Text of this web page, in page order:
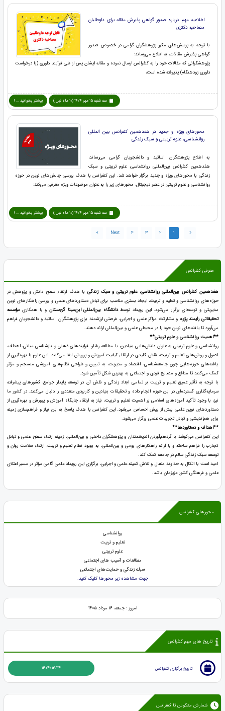
اطلاعیه مهم درباره صدور گواهی پذیرش مقاله برای داوطلبان
مصاحبه دکتری
با توجه به پرسش‌های مکرر پژوهشگران گرامی در خصوص صدور
گواهی پذیرش مقالات، به اطلاع می‌رساند:
پژوهشگرانی که مقالات خود را به کنفرانس ارسال نموده و مقاله ایشان پس از طی فرآیند داوری (با درخواست
داوری زودهنگام) پذیرفته شده است،
سه شنبه 15 مهر 1404 (10 ماه قبل ) بیشتر بخوانید ... !
محورهای ویژه و جدید در هفدهمین کنفرانس بین المللی
روانشناسی، علوم تربیتی و سبک زندگی
به اطلاع پژوهشگران، اساتید و دانشجویان گرامی می‌رساند،
هفدهمین کنفرانس بین‌المللی روانشناسی، علوم تربیتی و سبک
زندگی با محورهای ویژه و جدید برگزار خواهد شد. این کنفرانس با هدف بررسی چالش‌های نوین در حوزه
روانشناسی و علوم تربیتی در عصر دیجیتال، محورهای زیر را به عنوان موضوعات ویژه معرفی می‌کند:
سه شنبه 15 مهر 1404 (10 ماه قبل ) بیشتر بخوانید ... !
«
1
2
3
4
Next
»
معرفی کنفرانس
هفدهمین کنفرانس بین‌المللی روانشناسی، علوم تربیتی و سبک زندگی با هدف ارتقاء سطح دانش و پژوهش در
حوزه‌های روانشناسی و تعلیم و تربیت، ایجاد بستری مناسب برای تبادل دستاوردهای علمی و بررسی راهکارهای نوین
مدیریتی و توسعه‌ای برگزار می‌شود. این رویداد توسطدانشگاه بین‌المللی ابن‌سینا گرجستان و با همکاریمؤسسه
تحقیقاتی رایمند پژوه و مشارکت مراکز علمی و اجرایی، فرصتی ارزشمند برای پژوهشگران، اساتید و دانشجویان فراهم
می‌آورد تا یافته‌های نوین خود را در محیطی علمی و بین‌المللی ارائه دهند.
**اهمیت روانشناسی و علوم تربیتی**
روانشناسی و علوم تربیتی به عنوان دانش‌هایی بنیادین، با مطالعه رفتار، فرایندهای ذهنی و بازشناسی مبانی، اهداف،
اصول و روش‌های تعلیم و تربیت، نقش کلیدی در ارتقاء کیفیت آموزش و پرورش ایفا می‌کنند. این علوم با بهره‌گیری از
یافته‌های حوزه‌هایی چون جامعه‌شناسی، اقتصاد و مدیریت، به تبیین و طراحی نظام‌های آموزشی منسجم و مؤثر
کمک می‌کنند تا منافع و مصالح فردی و اجتماعی به بهترین شکل تأمین شود.
با توجه به تأثیر عمیق تعلیم و تربیت بر تمامی ابعاد زندگی و نقش آن در توسعه پایدار جوامع، کشورهای پیشرفته
سرمایه‌گذاری گسترده‌ای در این حوزه انجام داده و تحقیقات بنیادین و کاربردی متعددی را دنبال می‌کنند. در کشور ما
نیز، با وجود تأکید آموزه‌های اسلامی بر اهمیت تعلیم و تربیت، نیاز به ارتقاء جایگاه آموزش و پرورش و بهره‌گیری از
دستاوردهای نوین علمی بیش از پیش احساس می‌شود. این کنفرانس با هدف پاسخ به این نیاز و فراهم‌سازی زمینه
برای هم‌اندیشی و تبادل تجربیات علمی برگزار می‌شود.
**اهداف و دستاوردها**
این کنفرانس می‌کوشد با گردهم‌آوردن اندیشمندان و پژوهشگران داخلی و بین‌المللی، زمینه ارتقاء سطح علمی و تبادل
تجارب را فراهم ساخته و با ارائه راهکارهای بومی و بین‌المللی، به بهبود نظام تعلیم و تربیت، ارتقاء سلامت روان و
توسعه سبک زندگی سالم در جامعه کمک کند.
امید است با اتکال به خداوند متعال و تلاش کمیته علمی و اجرایی، برگزاری این رویداد علمی گامی مؤثر در مسیر اعتلای
علمی و فرهنگی کشور عزیزمان باشد.
محورهای کنفرانس
روانشناسی
تعلیم و تربیت
علوم تربیتی
مطالعات و آسیب های اجتماعی
سبك زندگي و حمايت‌هاي اجتماعی
جهت مشاهده زیر محورها کلیک کنید.
امروز : جمعه، ۱۶ مرداد ۱۴۰۵
تاریخ های مهم کنفرانس
تاریخ برگزاری کنفرانس 1404/12/14
شمارش معکوس تا کنفرانس